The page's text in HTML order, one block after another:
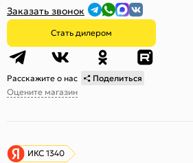
Заказать звонок
Стать дилером
Расскажите о нас
Поделиться
Оцените магазин
ИКС 1340